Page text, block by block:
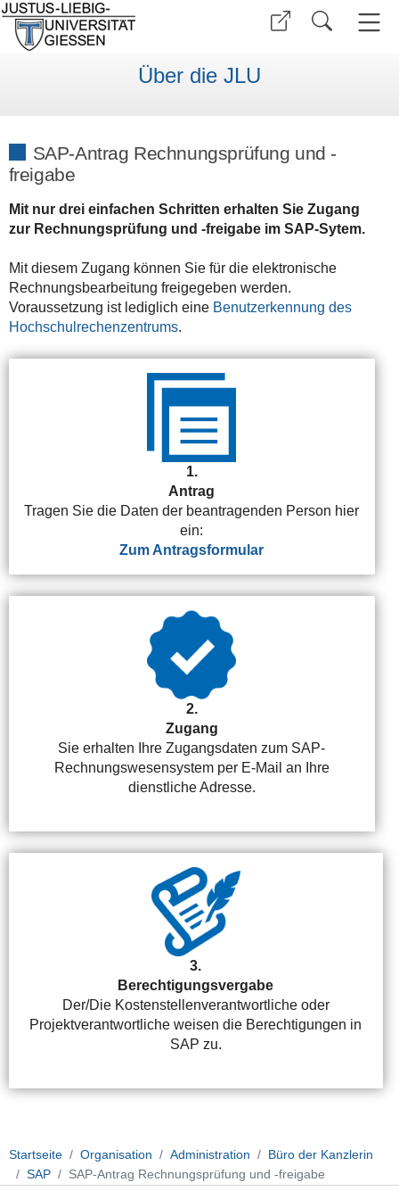
Über die JLU
SAP-Antrag Rechnungsprüfung und -
freigabe
Mit nur drei einfachen Schritten erhalten Sie Zugang
zur Rechnungsprüfung und -freigabe im SAP-Sytem.
Mit diesem Zugang können Sie für die elektronische
Rechnungsbearbeitung freigegeben werden.
Voraussetzung ist lediglich eine Benutzerkennung des
Hochschulrechenzentrums.
1.
Antrag
Tragen Sie die Daten der beantragenden Person hier
ein:
Zum Antragsformular
2.
Zugang
Sie erhalten Ihre Zugangsdaten zum SAP-
Rechnungswesensystem per E-Mail an Ihre
dienstliche Adresse.
3.
Berechtigungsvergabe
Der/Die Kostenstellenverantwortliche oder
Projektverantwortliche weisen die Berechtigungen in
SAP zu.
Startseite Organisation Administration
Büro der Kanzlerin
SAP
SAP-Antrag Rechnungsprüfung und -freigabe